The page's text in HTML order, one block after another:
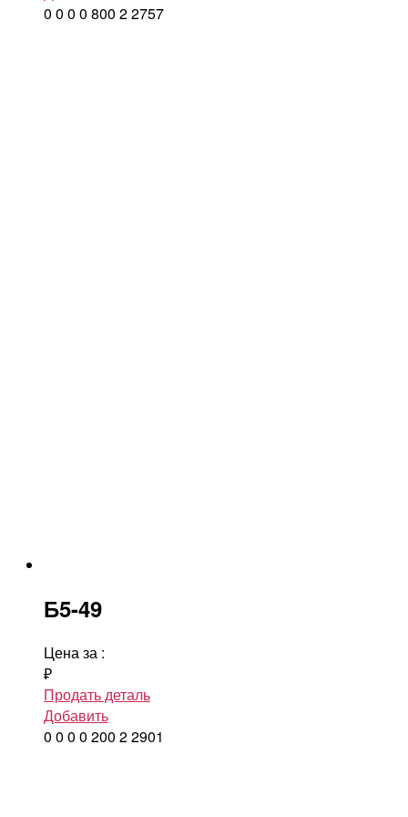
0 0 0 0 800 22757
Б5-49
Цена за :
₽
Продать деталь
Добавить
0 0 0 0 200 22901